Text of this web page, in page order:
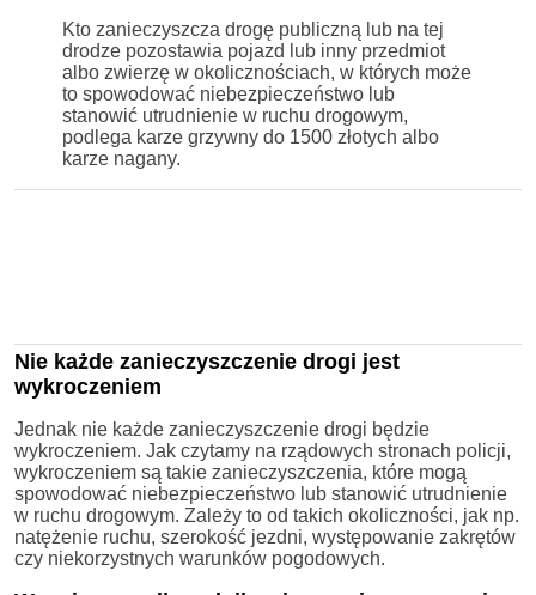
Kto zanieczyszcza drogę publiczną lub na tej
drodze pozostawia pojazd lub inny przedmiot
albo zwierzę w okolicznościach, w których może
to spowodować niebezpieczeństwo lub
stanowić utrudnienie w ruchu drogowym,
podlega karze grzywny do 1500 złotych albo
karze nagany.
Nie każde zanieczyszczenie drogi jest
wykroczeniem
Jednak nie każde zanieczyszczenie drogi będzie
wykroczeniem. Jak czytamy na rządowych stronach policji,
wykroczeniem są takie zanieczyszczenia, które mogą
spowodować niebezpieczeństwo lub stanowić utrudnienie
w ruchu drogowym. Zależy to od takich okoliczności, jak np.
natężenie ruchu, szerokość jezdni, występowanie zakrętów
czy niekorzystnych warunków pogodowych.